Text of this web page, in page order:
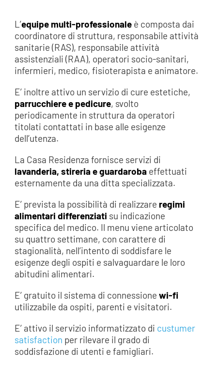
L’equipe multi-professionaleè composta dai
coordinatore di struttura, responsabile attività
sanitarie (RAS), responsabile attività
assistenziali (RAA), operatori socio-sanitari,
infermieri, medico, fisioterapista e animatore.
E’ inoltre attivo un servizio di cure estetiche,
parrucchiere e pedicure, svolto
periodicamente in struttura da operatori
titolati contattati in base alle esigenze
dell’utenza.
La Casa Residenza fornisce servizi di
lavanderia, stireria e guardarobaeffettuati
esternamente da una ditta specializzata.
E’ prevista la possibilità di realizzare regimi
alimentari differenziati su indicazione
specifica del medico. Il menu viene articolato
su quattro settimane, con carattere di
stagionalità, nell’intento di soddisfare le
esigenze degli ospiti e salvaguardare le loro
abitudini alimentari.
E’ gratuito il sistema di connessione wi-fi
utilizzabile da ospiti, parenti e visitatori.
E’ attivo il servizio informatizzato di custumer
satisfaction per rilevare il grado di
soddisfazione di utenti e famigliari.